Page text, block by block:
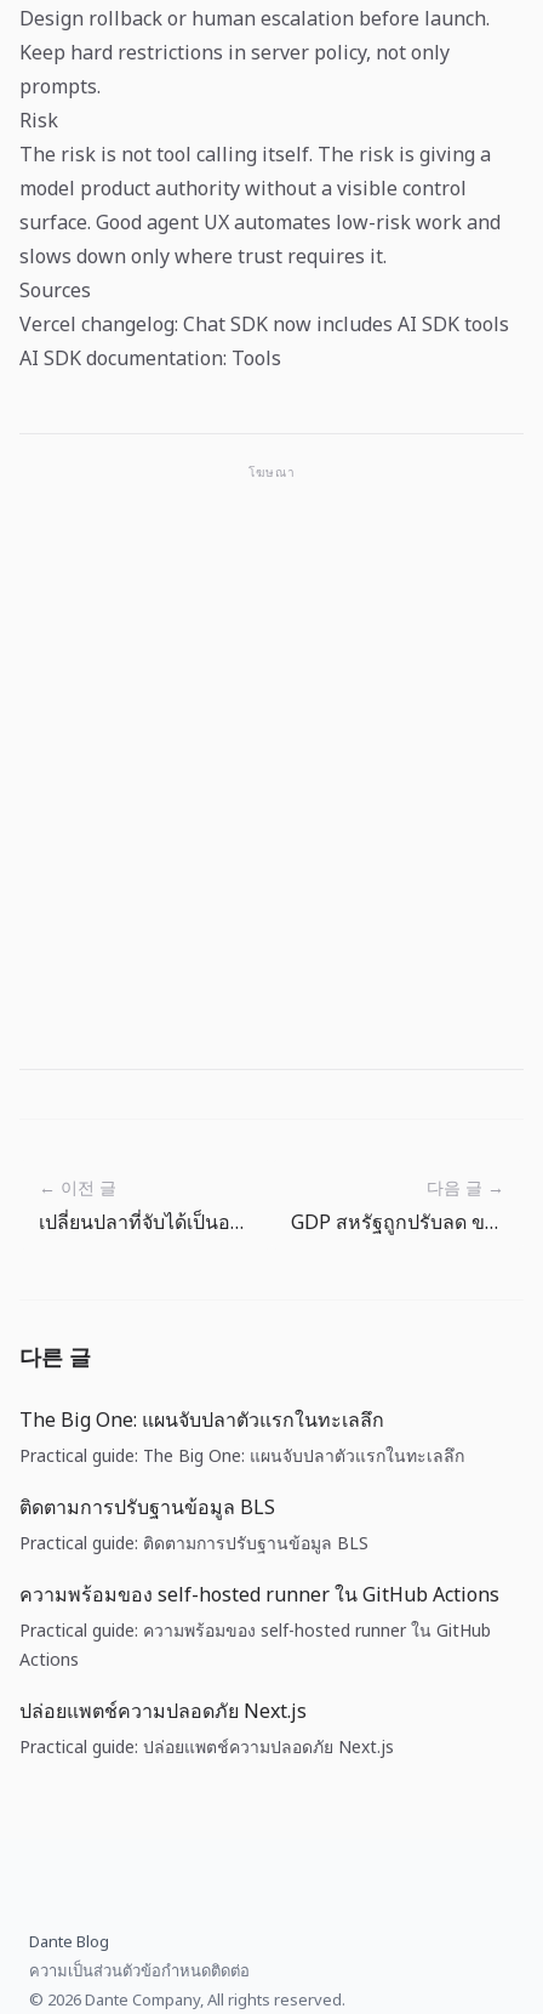
Design rollback or human escalation before launch.
Keep hard restrictions in server policy, not only
prompts.
Risk
The risk is not tool calling itself. The risk is giving a
model product authority without a visible control
surface. Good agent UX automates low-risk work and
slows down only where trust requires it.
Sources
Vercel changelog: Chat SDK now includes AI SDK tools
AI SDK documentation: Tools
โฆษณา
← 이전 글
เปลี่ยนปลาที่จับได้เป็นอาหารแคมป์ในตัวใหญ่
다음 글 →
GDP สหรัฐถูกปรับลด ขณะที่เงินเฟ้อยังสูง: ควรทบทวนความหวังเรื่องลดดอกเบี้ย
다른 글
The Big One: แผนจับปลาตัวแรกในทะเลลึก
Practical guide: The Big One: แผนจับปลาตัวแรกในทะเลลึก
ติดตามการปรับฐานข้อมูล BLS
Practical guide: ติดตามการปรับฐานข้อมูล BLS
ความพร้อมของ self-hosted runner ใน GitHub Actions
Practical guide: ความพร้อมของ self-hosted runner ใน GitHub
Actions
ปล่อยแพตช์ความปลอดภัย Next.js
Practical guide: ปล่อยแพตช์ความปลอดภัย Next.js
Dante Blog
ความเป็นส่วนตัวข้อกำหนดติดต่อ
© 2026 Dante Company, All rights reserved.